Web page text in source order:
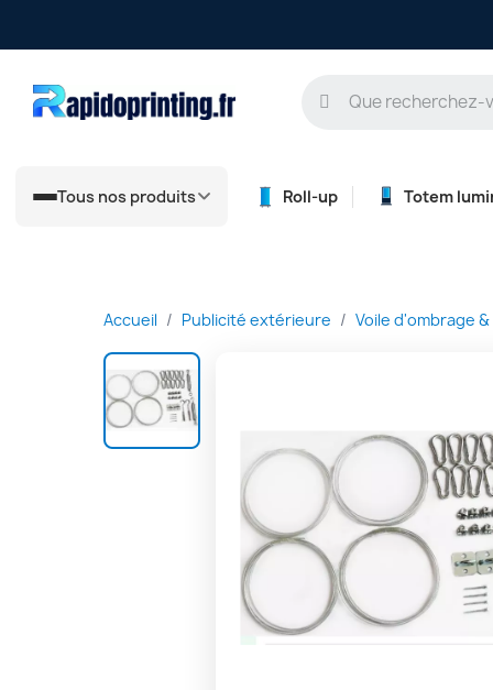
Tous nos produits Roll-up Totem
Accueil Publicité extérieure Voile d'ombrage